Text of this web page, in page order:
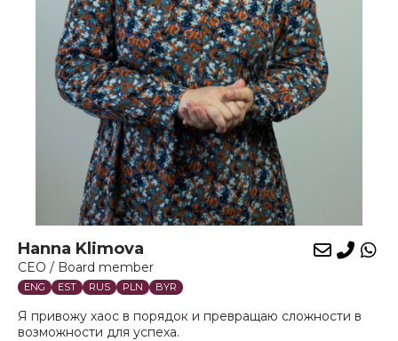
Hanna Klimova
CEO / Board member
ENG EST RUS PLN BYR
Я привожу хаос в порядок и превращаю сложности в
возможности для успеха.
E-